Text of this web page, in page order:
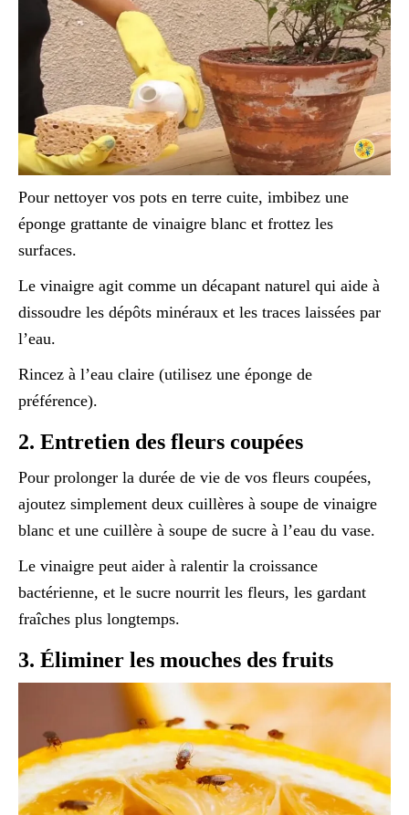
Pour nettoyer vos pots en terre cuite, imbibez une
éponge grattante de vinaigre blanc et frottez les
surfaces.
Le vinaigre agit comme un décapant naturel qui aide à
dissoudre les dépôts minéraux et les traces laissées par
l’eau.
Rincez à l’eau claire (utilisez une éponge de
préférence).
2. Entretien des fleurs coupées
Pour prolonger la durée de vie de vos fleurs coupées,
ajoutez simplement deux cuillères à soupe de vinaigre
blanc et une cuillère à soupe de sucre à l’eau du vase.
Le vinaigre peut aider à ralentir la croissance
bactérienne, et le sucre nourrit les fleurs, les gardant
fraîches plus longtemps.
3. Éliminer les mouches des fruits